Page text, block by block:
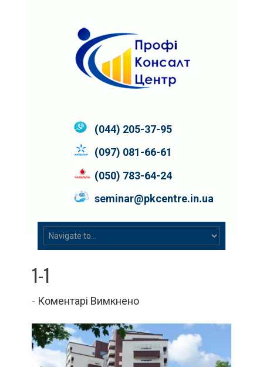
(044) 205-37-95
(097) 081-66-61
(050) 783-64-24
seminar@pkcentre.in.ua
1-1
- Коментарі Вимкненодо
1-
1